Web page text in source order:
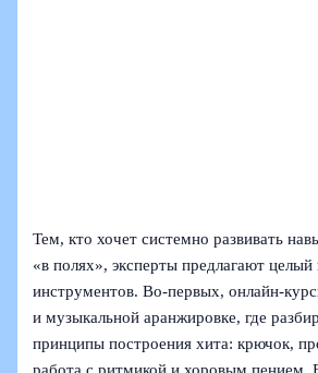
Тем, кто хочет системно развивать
«в полях», эксперты предлагают целый
инструментов. Во‑первых,
и музыкальной аранжировке, где
принципы построения хита: крючок,